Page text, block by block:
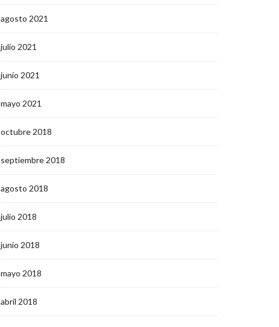
agosto 2021
julio 2021
junio 2021
mayo 2021
octubre 2018
septiembre 2018
agosto 2018
julio 2018
junio 2018
mayo 2018
abril 2018